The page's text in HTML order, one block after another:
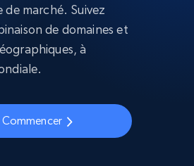
de marché. Suivez
de domaines et
à
Commencer